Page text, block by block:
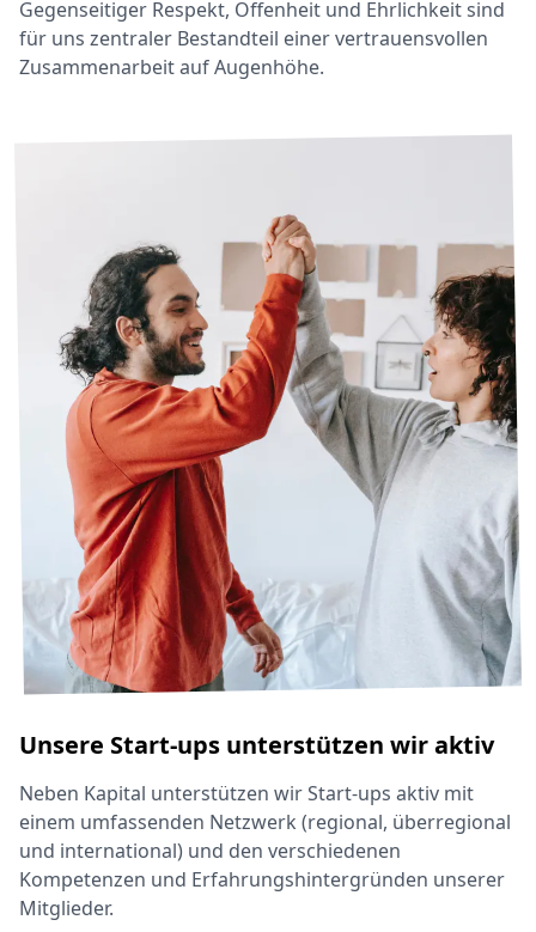
Gegenseitiger Respekt, Offenheit und Ehrlichkeit sind
für uns zentraler Bestandteil einer vertrauensvollen
Zusammenarbeit auf Augenhöhe.
Unsere Start-ups unterstützen wir aktiv
Neben Kapital unterstützen wir Start-ups aktiv mit
einem umfassenden Netzwerk (regional, überregional
und international) und den verschiedenen
Kompetenzen und Erfahrungshintergründen unserer
Mitglieder.